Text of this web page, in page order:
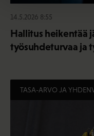
14.5.2026 8:55
Hallitus heikentää
työsuhdeturvaa ja
TASA-ARVO JA